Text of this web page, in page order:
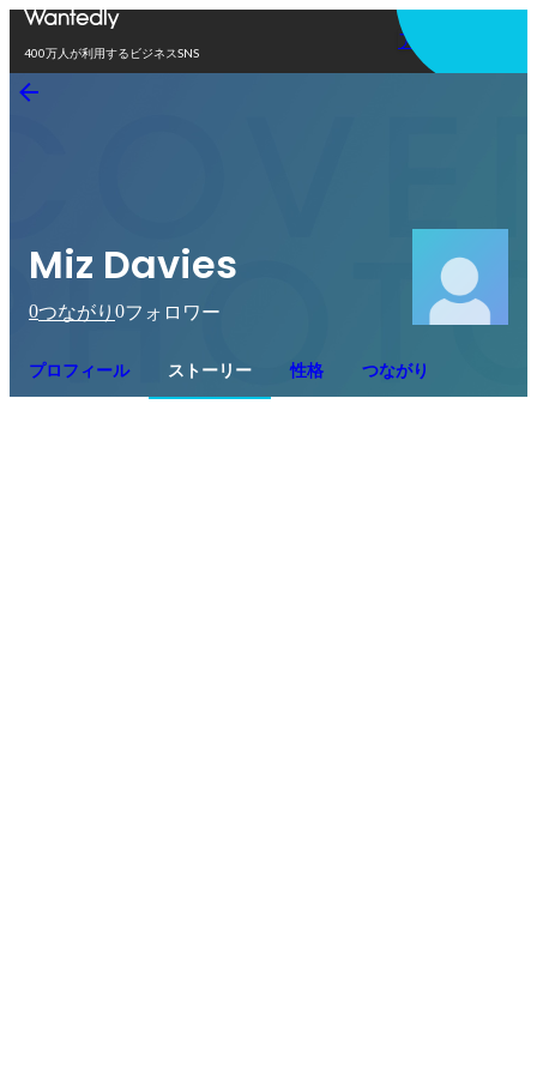
400万人が利用するビジネスSNS
アプリを使う
Miz Davies
0つながり 0フォロワー
プロフィール ストーリー 性格 つながり